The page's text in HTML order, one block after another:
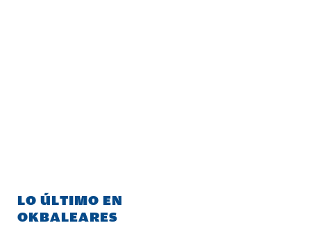
LO ÚLTIMO EN
OKBALEARES